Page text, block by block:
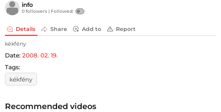
info
0 followers | Followed:
Details Share Add to Report
kékfény
Date: 2008. 02. 19.
Tags:
kékfény
Recommended videos